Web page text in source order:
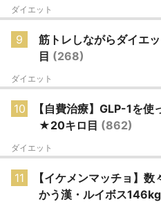
ダイエット
9
筋トレしながらダイエ
目 (268)
ダイエット
10
【自費治療】GLP-1を
★20キロ目 (862)
ダイエット
11
【イケメンマッチョ】
かう漢・ルイボス